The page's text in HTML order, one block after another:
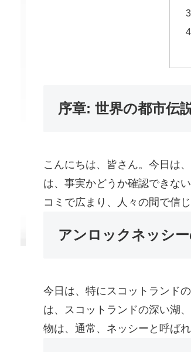
序章: 世界の都市伝
こんにちは、皆さん。今日は
は、事実かどうか確認できな
コミで広まり、人々の間で信
アンロックネッシ
今日は、特にスコットランド
は、スコットランドの深い湖
物は、通常、ネッシーと呼ば